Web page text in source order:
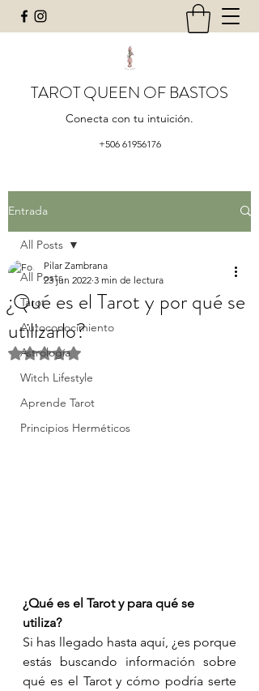
TAROT QUEEN OF BASTOS
Conecta con tu intuición.
+506 61956176
Entrada
All Posts
Tarot
Autoconocimiento
Astrología
Witch Lifestyle
Aprende Tarot
Principios Herméticos
All Posts
¿Qué es el Tarot y por qué se
utilizarlo?
Pilar Zambrana
23 jun 2022 3 min de lectura
Obtuvo NaN de 5 estrellas.
¿Qué es el Tarot y para qué se
utiliza?
Si has llegado hasta aquí, ¿es porque
estás buscando información sobre
qué es el Tarot y cómo podría serte